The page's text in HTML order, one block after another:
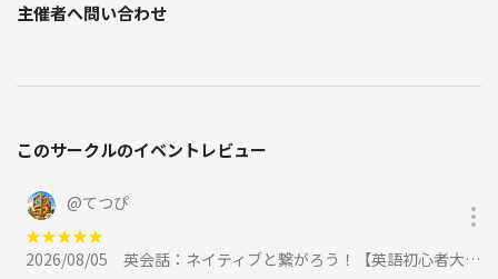
主催者へ問い合わせ
このサークルのイベントレビュー
@てつぴ
★★★★★
2026/08/05
英会話：ネイティブと繋がろう！【英語初心者大歓迎】一番人気の英会話！に参加